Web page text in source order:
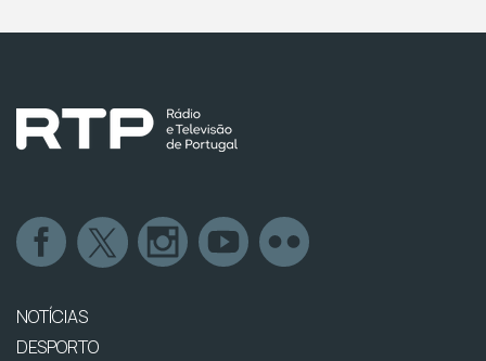
NOTÍCIAS
DESPORTO